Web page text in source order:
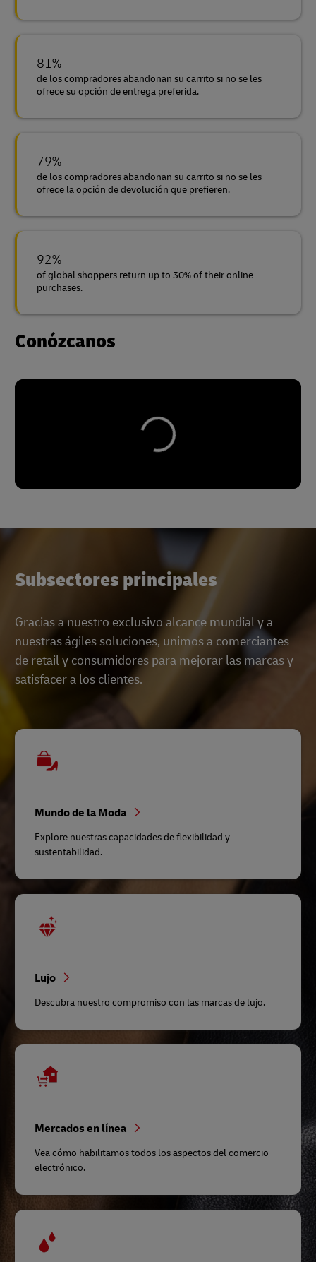
81%
de los compradores abandonan su carrito si no se les
ofrece su opción de entrega preferida.
79%
de los compradores abandonan su carrito si no se les
ofrece la opción de devolución que prefieren.
92%
of global shoppers return up to 30% of their online
purchases.
Conózcanos
Subsectores principales
Gracias a nuestro exclusivo alcance mundial y a
nuestras ágiles soluciones, unimos a comerciantes
de retail y consumidores para mejorar las marcas y
satisfacer a los clientes.
Mundo de la Moda
Explore nuestras capacidades de flexibilidad y
sustentabilidad.
Lujo
Descubra nuestro compromiso con las marcas de lujo.
Mercados en línea
Vea cómo habilitamos todos los aspectos del comercio
electrónico.